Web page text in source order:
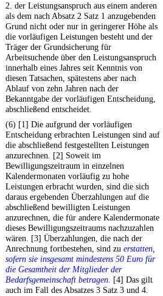
2. der Leistungsanspruch aus einem anderen
als dem nach Absatz 2 Satz 1 anzugebenden
Grund nicht oder nur in geringerer Höhe als
die vorläufigen Leistungen besteht und der
Träger der Grundsicherung für
Arbeitsuchende über den Leistungsanspruch
innerhalb eines Jahres seit Kenntnis von
diesen Tatsachen, spätestens aber nach
Ablauf von zehn Jahren nach der
Bekanntgabe der vorläufigen Entscheidung,
abschließend entscheidet.
(6) [1] Die aufgrund der vorläufigen
Entscheidung erbrachten Leistungen sind auf
die abschließend festgestellten Leistungen
anzurechnen. [2] Soweit im
Bewilligungszeitraum in einzelnen
Kalendermonaten vorläufig zu hohe
Leistungen erbracht wurden, sind die sich
daraus ergebenden Überzahlungen auf die
abschließend bewilligten Leistungen
anzurechnen, die für andere Kalendermonate
dieses Bewilligungszeitraums nachzuzahlen
wären. [3] Überzahlungen, die nach der
Anrechnung fortbestehen, sind zu erstatten,
sofern sie insgesamt mindestens 50 Euro für
die Gesamtheit der Mitglieder der
Bedarfsgemeinschaft betragen. [4] Das gilt
auch im Fall des Absatzes 3 Satz 3 und 4.